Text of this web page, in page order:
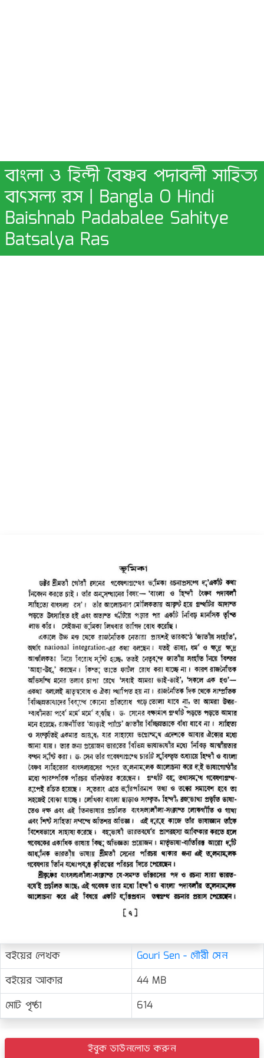
বাংলা ও হিন্দী বৈষ্ণব পদাবলী সাহিত্য
বাৎসল্য রস | Bangla O Hindi
Baishnab Padabalee Sahitye
Batsalya Ras
বইয়ের লেখক
Gouri Sen - গৌরী সেন
বইয়ের আকার
44 MB
মোট পৃষ্ঠা
614
ইবুক ডাউনলোড করুন